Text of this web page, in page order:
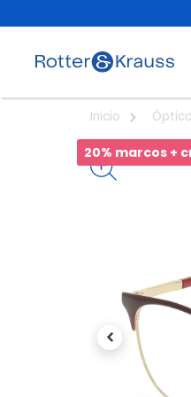
Inicio
20% marcos +
Previous